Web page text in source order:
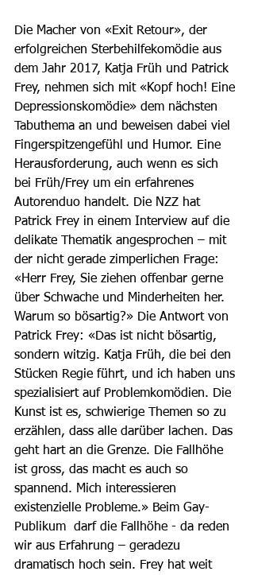
Die Macher von «Exit Retour», der
erfolgreichen Sterbehilfekomödie aus
dem Jahr 2017, Katja Früh und Patrick
Frey, nehmen sich mit «Kopf hoch! Eine
Depressionskomödie» dem nächsten
Tabuthema an und beweisen dabei viel
Fingerspitzengefühl und Humor. Eine
Herausforderung, auch wenn es sich
bei Früh/Frey um ein erfahrenes
Autorenduo handelt. Die NZZ hat
Patrick Frey in einem Interview auf die
delikate Thematik angesprochen – mit
der nicht gerade zimperlichen Frage:
«Herr Frey, Sie ziehen offenbar gerne
über Schwache und Minderheiten her.
Warum so bösartig?» Die Antwort von
Patrick Frey: «Das ist nicht bösartig,
sondern witzig. Katja Früh, die bei den
Stücken Regie führt, und ich haben uns
spezialisiert auf Problemkomödien. Die
Kunst ist es, schwierige Themen so zu
erzählen, dass alle darüber lachen. Das
geht hart an die Grenze. Die Fallhöhe
ist gross, das macht es auch so
spannend. Mich interessieren
existenzielle Probleme.» Beim Gay-
Publikum  darf die Fallhöhe - da reden
wir aus Erfahrung – geradezu
dramatisch hoch sein. Frey hat weit